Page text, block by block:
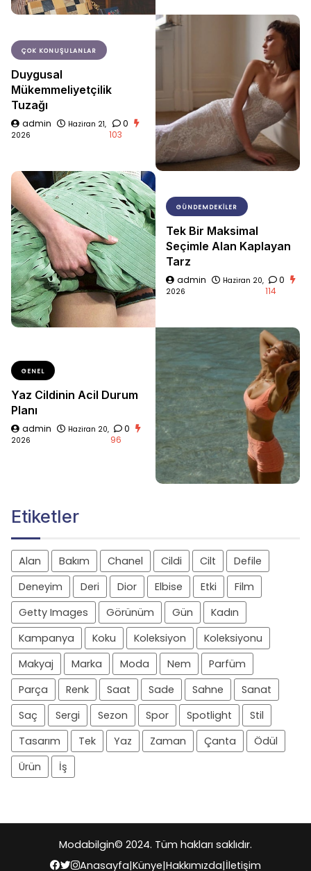
ÇOK KONUŞULANLAR
Duygusal
Mükemmeliyetçilik
Tuzağı
admin
Haziran 21,
2026
0
103
GÜNDEMDEKILER
Tek Bir Maksimal
Seçimle Alan Kaplayan
Tarz
admin
Haziran 20,
2026
0
114
GENEL
Yaz Cildinin Acil Durum
Planı
admin
Haziran 20,
2026
0
96
Etiketler
Alan Bakım Chanel Cildi Cilt
Defile
Deneyim
Deri Dior Elbise Etki
Film
Getty Images
Görünüm Gün
Kadın
Kampanya
Koku Koleksiyon
Koleksiyonu
Makyaj
Marka Moda Nem
Parfüm
Parça
Renk Saat Sade Sahne
Sanat
Saç
Sergi Sezon Spor Spotlight
Stil
Tasarım
Tek Yaz Zaman Çanta
Ödül
Ürün
İş
Modabilgin© 2024. Tüm hakları saklıdır.
Anasayfa|Künye|Hakkımızda|İletişim